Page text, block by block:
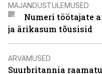
MAJANDUSTULEMUSED
Numeri töötajate
ja ärikasum tõusisid
ARVAMUSED
Suurbritannia